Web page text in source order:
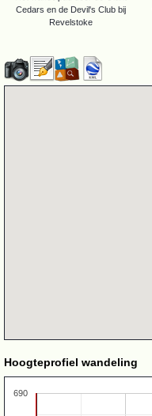
Cedars en de Devil's Club bij
Revelstoke
Hoogteprofiel wandeling
690